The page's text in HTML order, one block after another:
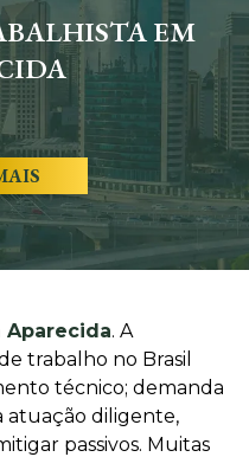
EM
Aparecida. A
trabalho no Brasil
técnico; demanda
atuação diligente,
passivos. Muitas